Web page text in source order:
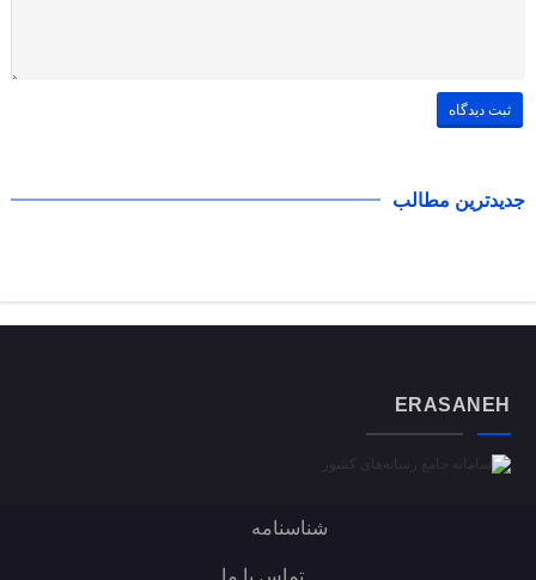
جدیدترین مطالب
ERASANEH
شناسنامه